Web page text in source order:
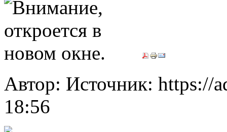
Автор: Источник: https://
18:56